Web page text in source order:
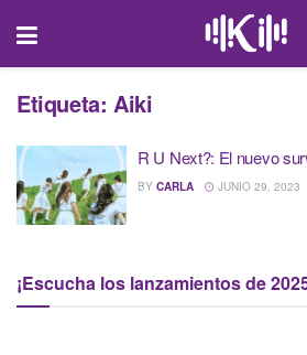
Etiqueta: Aiki
R U Next?: El nuevo
BY CARLA JUNIO 29, 2023
¡Escucha los lanzamientos de